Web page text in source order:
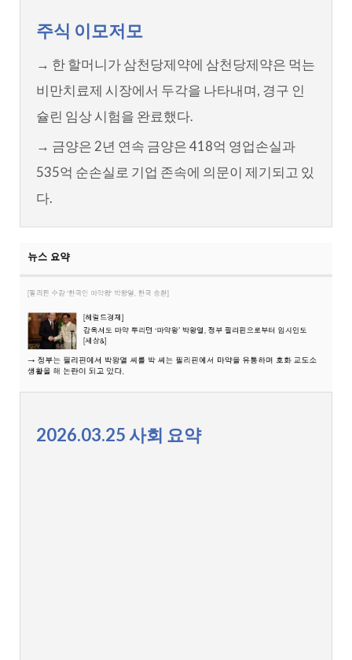
주식 이모저모
→ 한 할머니가 삼천당제약에 삼천당제약은 먹는
비만치료제 시장에서 두각을 나타내며, 경구 인
슐린 임상 시험을 완료했다.
→ 금양은 2년 연속 금양은 418억 영업손실과
535억 순손실로 기업 존속에 의문이 제기되고 있
다.
2026.03.25 사회 요약